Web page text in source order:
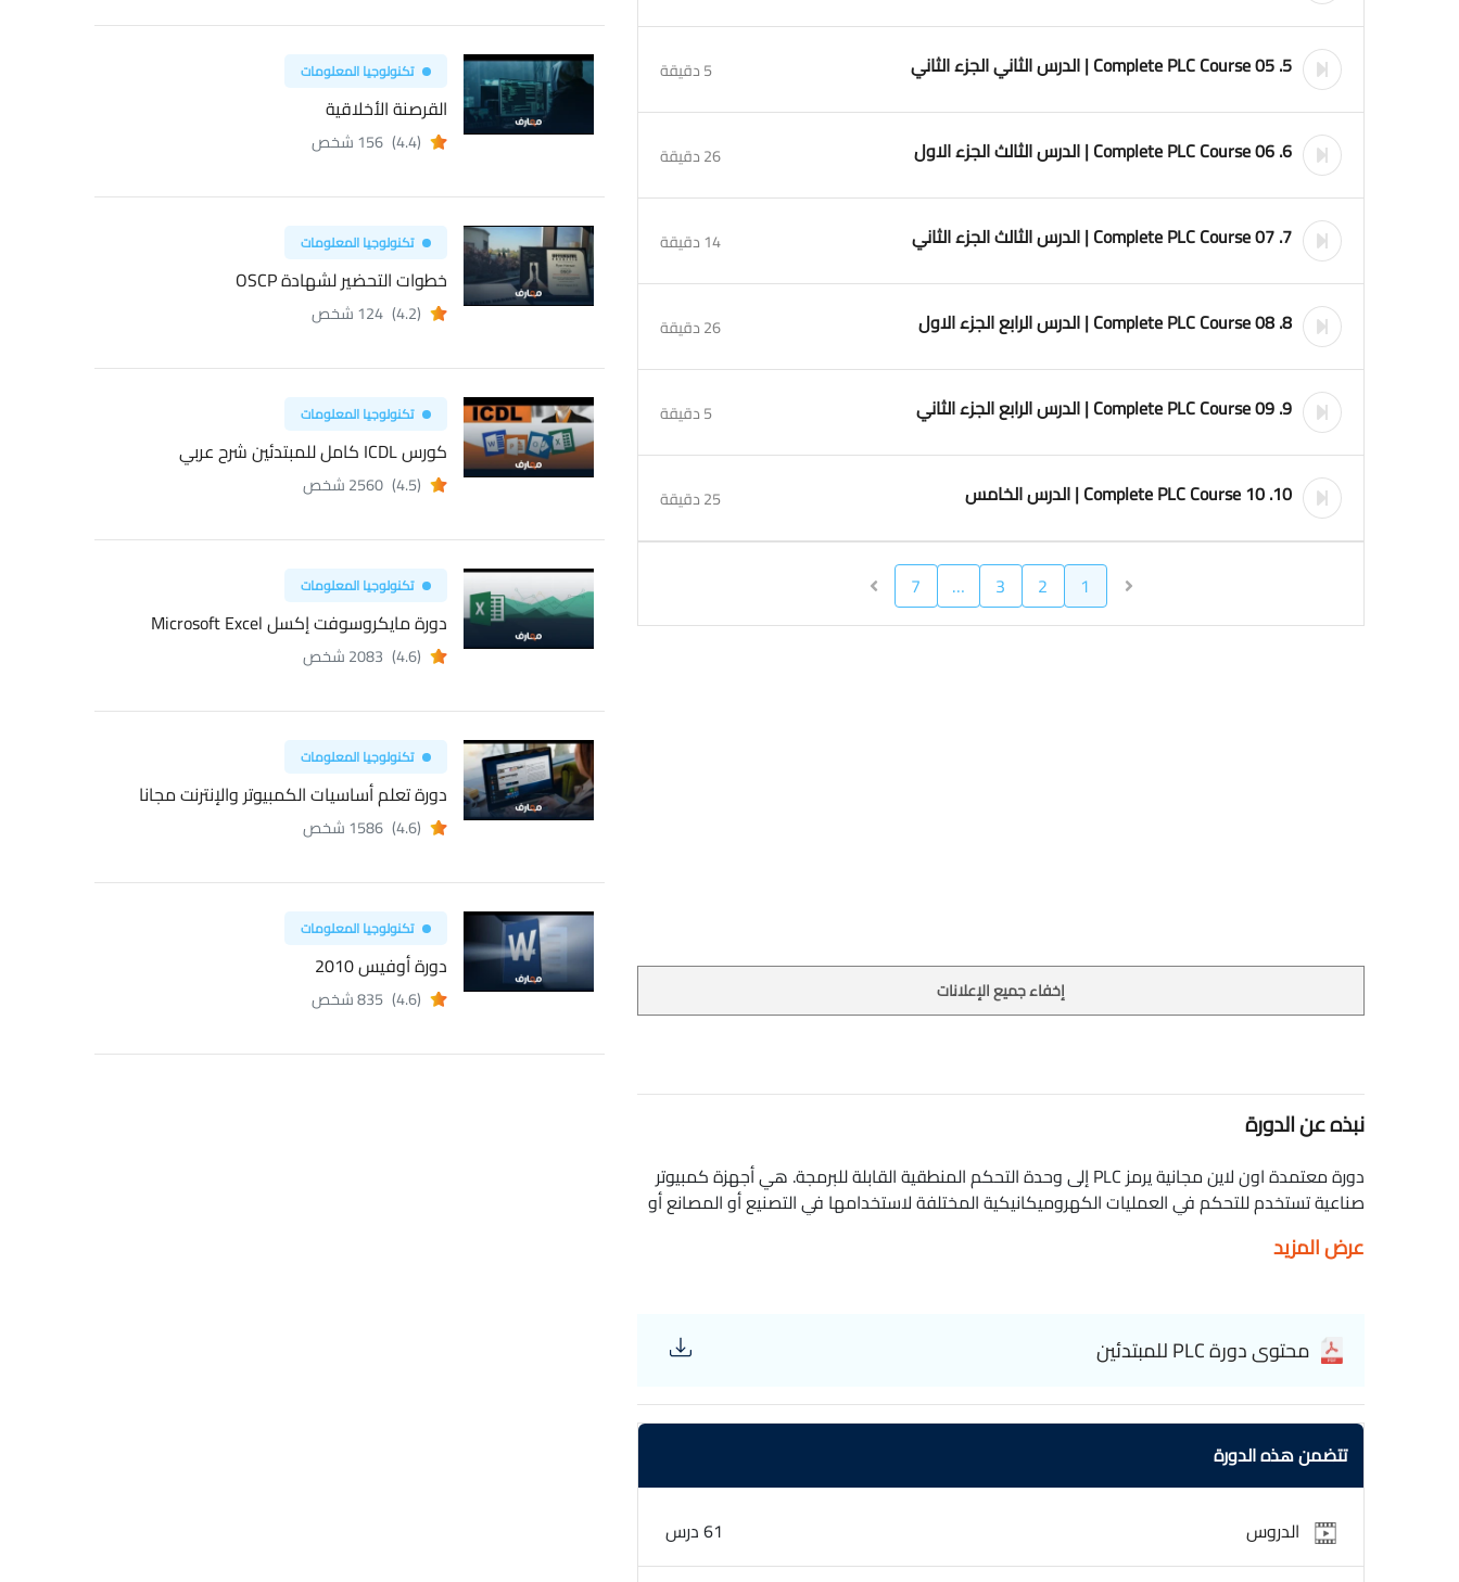
5. 05 Complete PLC Course | الدرس الثاني الجزء الثاني 5 دقيقة
6. 06 Complete PLC Course | الدرس الثالث الجزء الاول 26 دقيقة
7. 07 Complete PLC Course | الدرس الثالث الجزء الثاني 14 دقيقة
8. 08 Complete PLC Course | الدرس الرابع الجزء الاول 26 دقيقة
9. 09 Complete PLC Course | الدرس الرابع الجزء الثاني 5 دقيقة
10. 10 Complete PLC Course | الدرس الخامس 25 دقيقة
1
2
3
…
7
إخفاء جميع الإعلانات
نبذه عن الدورة
دورة معتمدة اون لاين مجانية يرمز PLC إلى وحدة التحكم المنطقية القابلة للبرمجة. هي أجهزة كمبيوتر
صناعية تستخدم للتحكم في العمليات الكهروميكانيكية المختلفة لاستخدامها في التصنيع أو المصانع أو
عرض المزيد
محتوى دورة PLC للمبتدئين
تتضمن هذه الدورة
الدروس 61 درس
تكنولوجيا المعلومات
القرصنة الأخلاقية
(4.4) 156 شخص
تكنولوجيا المعلومات
خطوات التحضير لشهادة OSCP
(4.2) 124 شخص
تكنولوجيا المعلومات
كورس ICDL كامل للمبتدئين شرح عربي
(4.5) 2560 شخص
تكنولوجيا المعلومات
دورة مايكروسوفت إكسل Microsoft Excel
(4.6) 2083 شخص
تكنولوجيا المعلومات
دورة تعلم أساسيات الكمبيوتر والإنترنت مجانا
(4.6) 1586 شخص
تكنولوجيا المعلومات
دورة أوفيس 2010
(4.6) 835 شخص